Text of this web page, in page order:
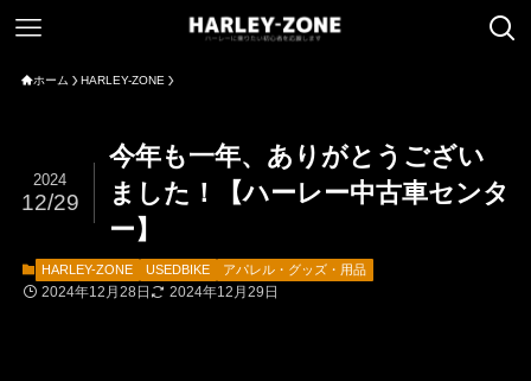
ホーム HARLEY-ZONE
今年も一年、ありがとうござい
ました！【ハーレー中古車センタ
ー】
2024
12/29
HARLEY-ZONE USEDBIKE アパレル・グッズ・用品
2024年12月28日 2024年12月29日